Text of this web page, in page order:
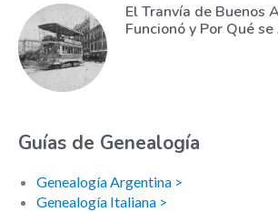
El Tranvía de Buenos
Funcionó y Por Qué
Guías de Genealogía
Genealogía Argentina >
Genealogía Italiana >